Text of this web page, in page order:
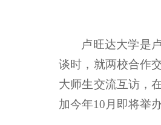
卢旺达大学是
谈时，就两校合作
大师生交流互访，
加今年10月即将举